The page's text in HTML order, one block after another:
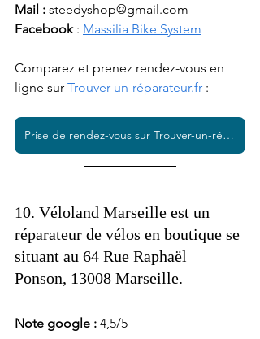
Mail : steedyshop@gmail.com
Facebook : Massilia Bike System
Comparez et prenez rendez-vous en
ligne sur Trouver-un-réparateur.fr :
Prise de rendez-vous sur Trouver-un-réparateur.fr
10. Véloland Marseille est un
réparateur de vélos en boutique se
situant au 64 Rue Raphaël
Ponson, 13008 Marseille.
Note google : 4,5/5